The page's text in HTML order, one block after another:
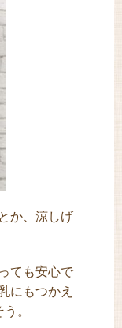
か、涼しげ
ても安心で
にもつかえ
。